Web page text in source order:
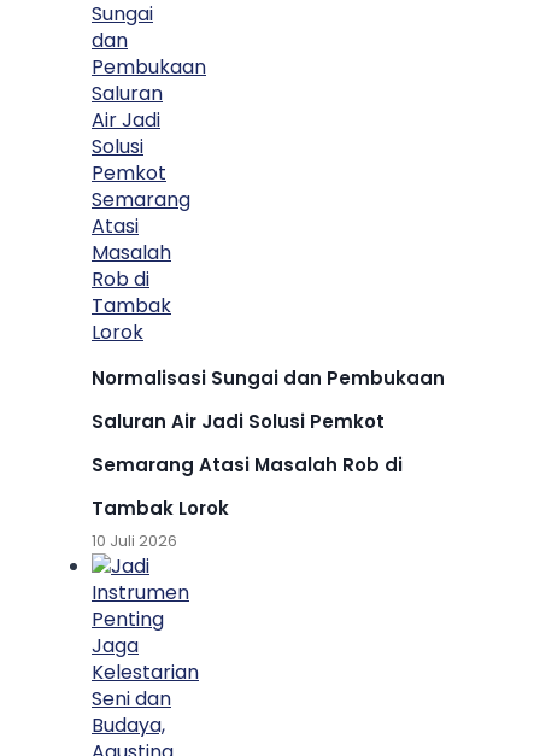
Normalisasi Sungai dan Pembukaan
Saluran Air Jadi Solusi Pemkot
Semarang Atasi Masalah Rob di
Tambak Lorok
10 Juli 2026